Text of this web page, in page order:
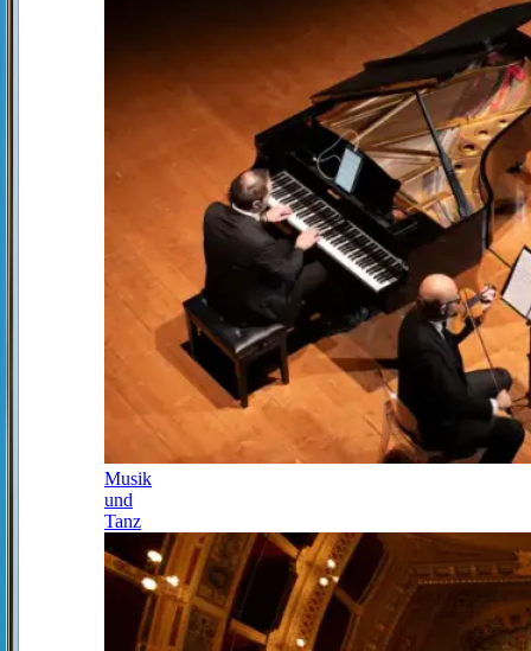
Musik
und
Tanz